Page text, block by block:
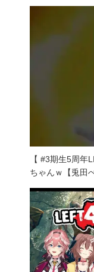
【 #3期生5周年
ちゃんｗ【兎田